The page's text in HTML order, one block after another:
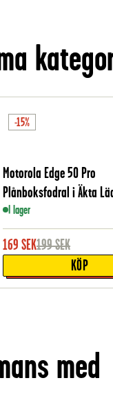
-15%
Motorola Edge 50 Pro
Plånboksfodral i Äkta
I lager
169 SEK199SEK
KÖP
med